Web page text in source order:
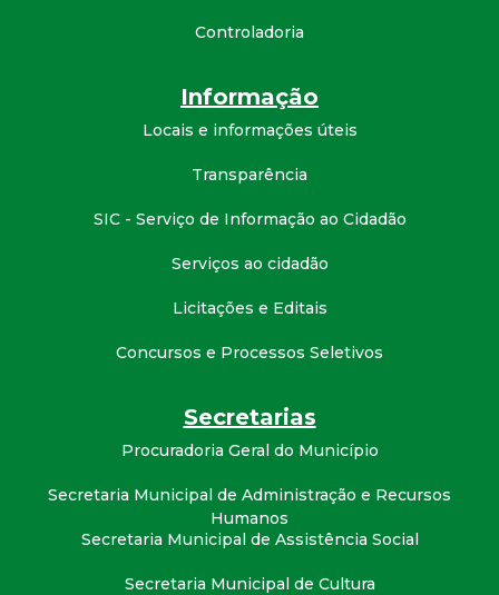
Controladoria
Informação
Locais e informações úteis
Transparência
SIC - Serviço de Informação ao Cidadão
Serviços ao cidadão
Licitações e Editais
Concursos e Processos Seletivos
Secretarias
Procuradoria Geral do Município
Secretaria Municipal de Administração e Recursos
Humanos
Secretaria Municipal de Assistência Social
Secretaria Municipal de Cultura